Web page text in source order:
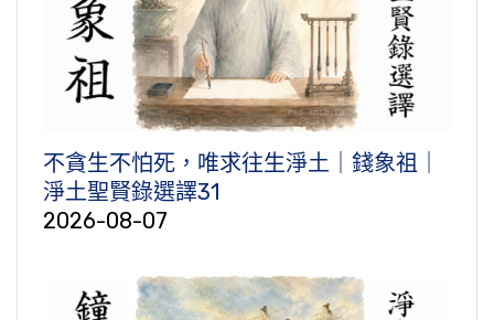
不貪生不怕死，唯求往生淨土｜錢象祖｜
淨土聖賢錄選譯31
2026-08-07